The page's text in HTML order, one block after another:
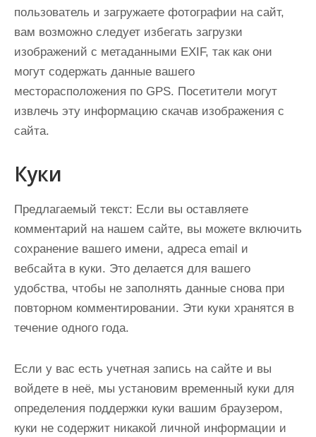
пользователь и загружаете фотографии на сайт,
вам возможно следует избегать загрузки
изображений с метаданными EXIF, так как они
могут содержать данные вашего
месторасположения по GPS. Посетители могут
извлечь эту информацию скачав изображения с
сайта.
Куки
Предлагаемый текст: Если вы оставляете
комментарий на нашем сайте, вы можете включить
сохранение вашего имени, адреса email и
вебсайта в куки. Это делается для вашего
удобства, чтобы не заполнять данные снова при
повторном комментировании. Эти куки хранятся в
течение одного года.
Если у вас есть учетная запись на сайте и вы
войдете в неё, мы установим временный куки для
определения поддержки куки вашим браузером,
куки не содержит никакой личной информации и